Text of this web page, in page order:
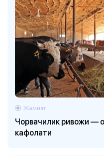
Чорвачилик ривожи —
кафолати
Жамият